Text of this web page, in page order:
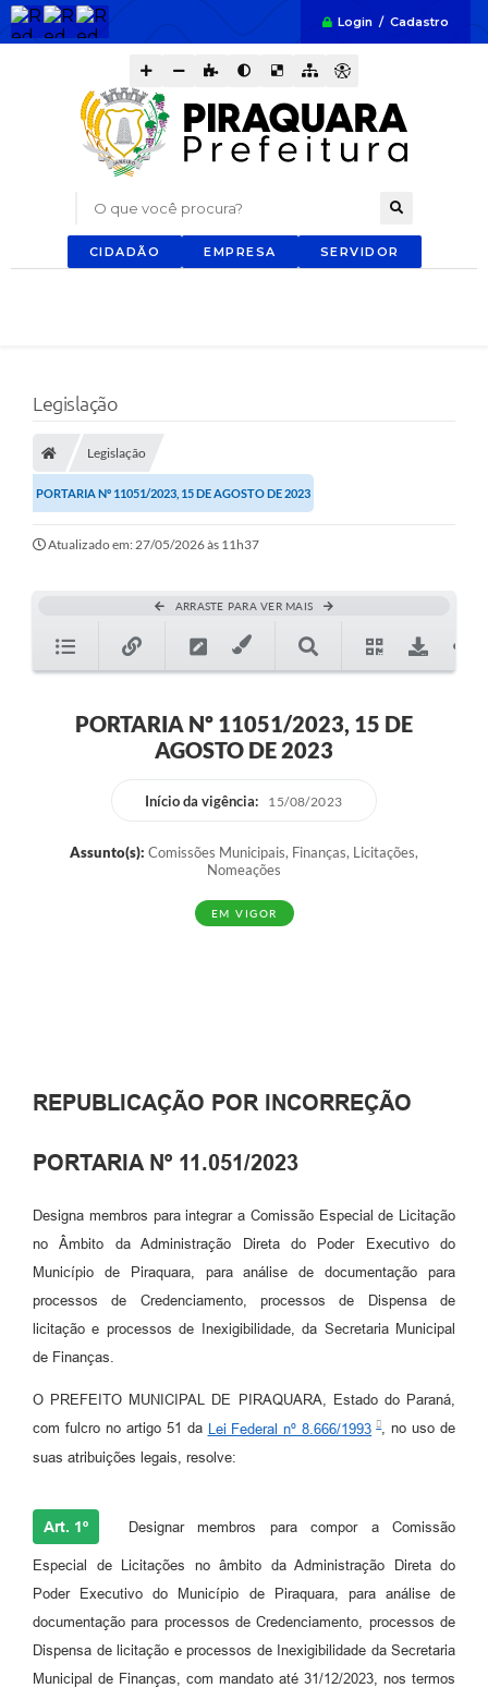
Login / Cadastro
O que você procura?
CIDADÃO EMPRESA SERVIDOR
Legislação
Legislação
PORTARIA Nº 11051/2023, 15 DE AGOSTO DE 2023
Atualizado em: 27/05/2026 às 11h37
ARRASTE PARA VER MAIS
PORTARIA Nº 11051/2023, 15 DE
AGOSTO DE 2023
Início da vigência: 15/08/2023
Assunto(s): Comissões Municipais, Finanças, Licitações,
Nomeações
EM VIGOR
REPUBLICAÇÃO POR INCORREÇÃO
PORTARIA Nº 11.051/2023
Designa membros para integrar a Comissão Especial de Licitação
no Âmbito da Administração Direta do Poder Executivo do
Município de Piraquara, para análise de documentação para
processos de Credenciamento, processos de Dispensa de
licitação e processos de Inexigibilidade, da Secretaria Municipal
de Finanças.
O PREFEITO MUNICIPAL DE PIRAQUARA, Estado do Paraná,
com fulcro no artigo 51 da Lei Federal nº 8.666/1993
, no uso de
suas atribuições legais, resolve:
Art. 1º Designar membros para compor a Comissão
Especial de Licitações no âmbito da Administração Direta do
Poder Executivo do Município de Piraquara, para análise de
documentação para processos de Credenciamento, processos de
Dispensa de licitação e processos de Inexigibilidade da Secretaria
Municipal de Finanças, com mandato até 31/12/2023, nos termos